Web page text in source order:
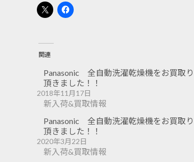
関連
Panasonic 全自動洗濯乾燥機をお買取
頂きました！！
2018年11月17日
新入荷&買取情報
Panasonic 全自動洗濯乾燥機をお買取
頂きました！！
2020年3月22日
新入荷&買取情報